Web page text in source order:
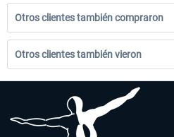
Otros clientes también compraron
Otros clientes también vieron